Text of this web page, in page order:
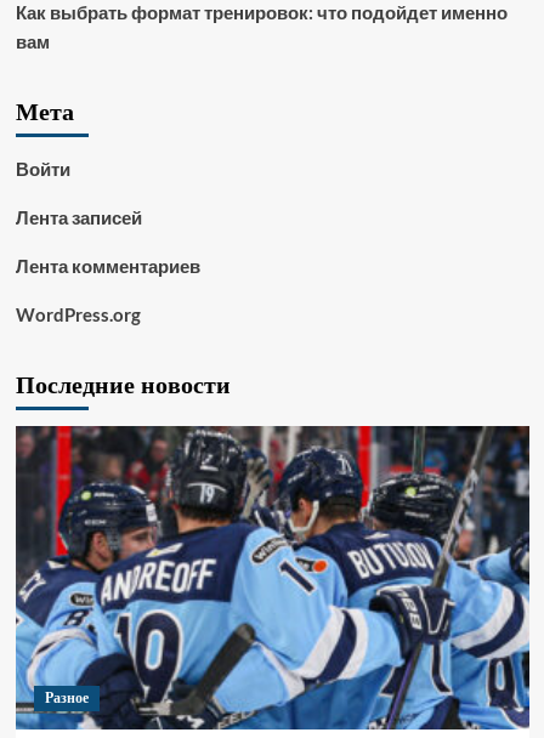
Как выбрать формат тренировок: что подойдет именно
вам
Мета
Войти
Лента записей
Лента комментариев
WordPress.org
Последние новости
Разное